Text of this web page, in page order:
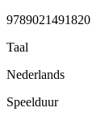
9789021491820
Taal
Nederlands
Speelduur